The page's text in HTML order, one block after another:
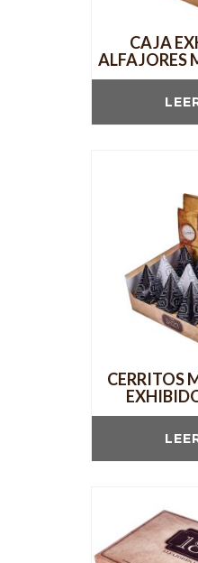
CAJA
ALFAJORES
CERRITOS